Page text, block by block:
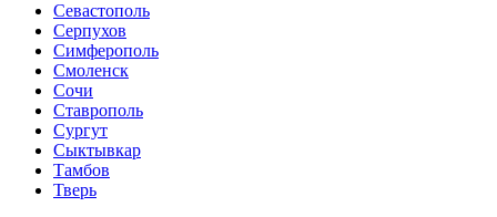
Севастополь
Серпухов
Симферополь
Смоленск
Сочи
Ставрополь
Сургут
Сыктывкар
Тамбов
Тверь